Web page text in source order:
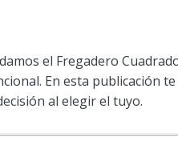
el Fregadero
En esta publicación
al elegir el tuyo.